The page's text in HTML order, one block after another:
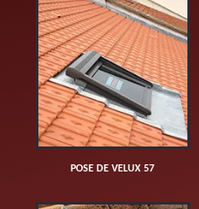
POSE DE VELUX 57